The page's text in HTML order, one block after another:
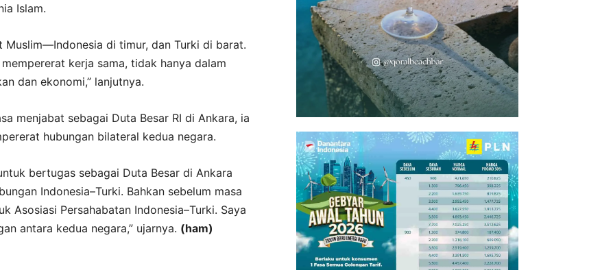
Islam.
Muslim—Indonesia di timur, dan Turki di barat.
kerja sama, tidak hanya dalam
dan ekonomi,” lanjutnya.
menjabat sebagai Duta Besar RI di Ankara, ia
hubungan bilateral kedua negara.
bertugas sebagai Duta Besar di Ankara
Indonesia–Turki. Bahkan sebelum masa
Asosiasi Persahabatan Indonesia–Turki. Saya
antara kedua negara,” ujarnya. (ham)